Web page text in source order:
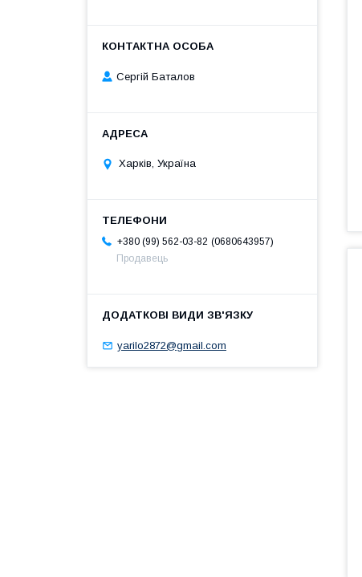
Сергій Баталов
Харків, Україна
+380 (99) 562-03-82
0680643957
Продавець
yarilo2872@gmail.com